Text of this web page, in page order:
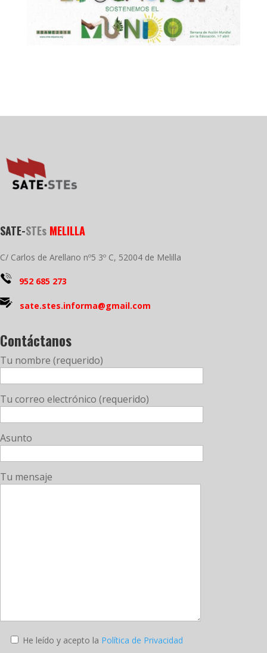
SATE-STEs MELILLA
C/ Carlos de Arellano nº5 3º C, 52004 de Melilla
952 685 273
sate.stes.informa@gmail.com
Contáctanos
Tu nombre (requerido)
Tu correo electrónico (requerido)
Asunto
Tu mensaje
He leído y acepto la Política de Privacidad